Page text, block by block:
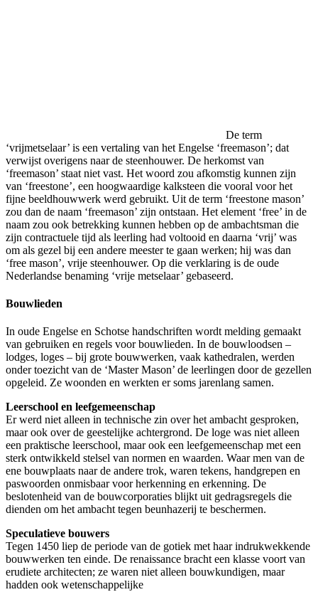
De term
‘vrijmetselaar’ is een vertaling van het Engelse ‘freemason’; dat
verwijst overigens naar de steenhouwer. De herkomst van
‘freemason’ staat niet vast. Het woord zou afkomstig kunnen zijn
van ‘freestone’, een hoogwaardige kalksteen die vooral voor het
fijne beeldhouwwerk werd gebruikt. Uit de term ‘freestone mason’
zou dan de naam ‘freemason’ zijn ontstaan. Het element ‘free’ in de
naam zou ook betrekking kunnen hebben op de ambachtsman die
zijn contractuele tijd als leerling had voltooid en daarna ‘vrij’ was
om als gezel bij een andere meester te gaan werken; hij was dan
‘free mason’, vrije steenhouwer. Op die verklaring is de oude
Nederlandse benaming ‘vrije metselaar’ gebaseerd.
Bouwlieden
In oude Engelse en Schotse handschriften wordt melding gemaakt
van gebruiken en regels voor bouwlieden. In de bouwloodsen –
lodges, loges – bij grote bouwwerken, vaak kathedralen, werden
onder toezicht van de ‘Master Mason’ de leerlingen door de gezellen
opgeleid. Ze woonden en werkten er soms jarenlang samen.
Leerschool en leefgemeenschap
Er werd niet alleen in technische zin over het ambacht gesproken,
maar ook over de geestelijke achtergrond. De loge was niet alleen
een praktische leerschool, maar ook een leefgemeenschap met een
sterk ontwikkeld stelsel van normen en waarden. Waar men van de
ene bouwplaats naar de andere trok, waren tekens, handgrepen en
paswoorden onmisbaar voor herkenning en erkenning. De
beslotenheid van de bouwcorporaties blijkt uit gedragsregels die
dienden om het ambacht tegen beunhazerij te beschermen.
Speculatieve bouwers
Tegen 1450 liep de periode van de gotiek met haar indrukwekkende
bouwwerken ten einde. De renaissance bracht een klasse voort van
erudiete architecten; ze waren niet alleen bouwkundigen, maar
hadden ook wetenschappelijke